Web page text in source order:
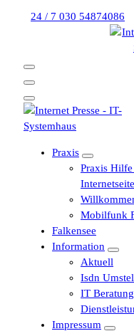
24 / 7 030 54874086
Praxis
Praxis
Internetseite
Mobilfunk
Falkensee
Information
Aktuell
Isdn
IT
Impressum